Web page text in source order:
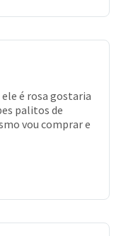
é rosa gostaria
palitos de
vou comprar e